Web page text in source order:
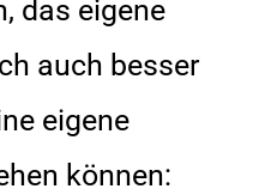
das eigene
auch besser
eigene
können: